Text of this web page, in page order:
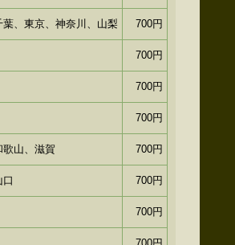
、東京、神奈川、山梨 700円
700円
700円
700円
山、滋賀 700円
700円
700円